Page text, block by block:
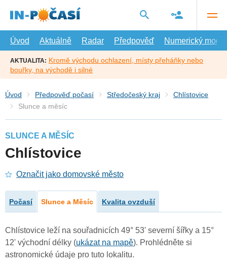
hlavní
Úvod
Aktuálně Radar Předpověď Numerický model
AKTUALITA: Kromě východu ochlazení, místy přeháňky nebo
bouřky, na východě i silné
Úvod Předpověď počasí Středočeský kraj
Chlístovice
Slunce a měsíc
SLUNCE A MĚSÍC
Chlístovice
Označit jako domovské město
Počasí Slunce a Měsíc Kvalita ovzduší
Chlístovice leží na souřadnicích 49° 53' severní šířky a 15°
12' východní délky (ukázat na mapě). Prohlédněte si
astronomické údaje pro tuto lokalitu.